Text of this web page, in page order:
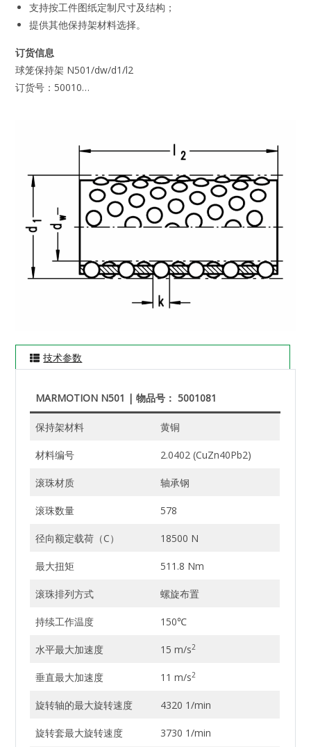
支持按工件图纸定制尺寸及结构；
提供其他保持架材料选择。
订货信息
球笼保持架 N501/dw/d1/l2
订货号：50010…
技术参数
MARMOTION N501 | 物品号： 5001081
保持架材料 黄铜
材料编号 2.0402 (CuZn40Pb2)
滚珠材质 轴承钢
滚珠数量 578
径向额定载荷（C） 18500 N
最大扭矩 511.8 Nm
滚珠排列方式 螺旋布置
持续工作温度 150℃
水平最大加速度 15 m/s2
垂直最大加速度 11 m/s2
旋转轴的最大旋转速度 4320 1/min
旋转套最大旋转速度 3730 1/min